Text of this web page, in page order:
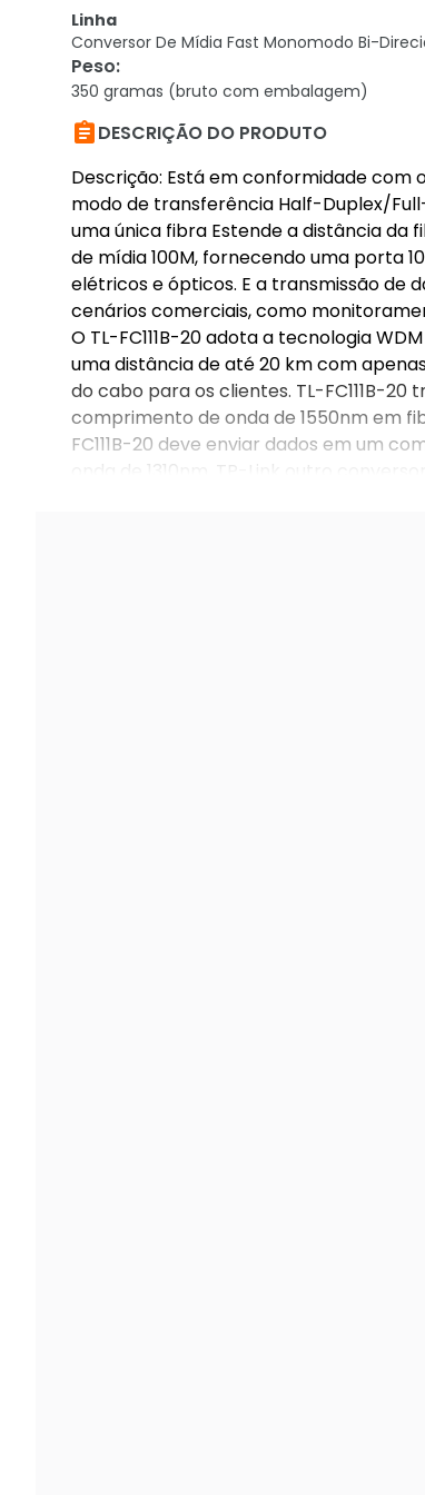
Linha
Conversor De Mídia Fast Monomodo Bi-
Peso:
350 gramas (bruto com embalagem)
DESCRIÇÃO DO PRODUTO
Descrição: Está em conformidade com
modo de transferência Half-Duplex/
uma única fibra Estende a distância da
de mídia 100M, fornecendo uma porta
elétricos e ópticos. E a transmissão de
cenários comerciais, como
O TL-FC111B-20 adota a tecnologia
uma distância de até 20 km com
do cabo para os clientes. TL-FC111B-
comprimento de onda de 1550nm em
FC111B-20 deve enviar dados em um
onda de 1310nm. TP-Link outro